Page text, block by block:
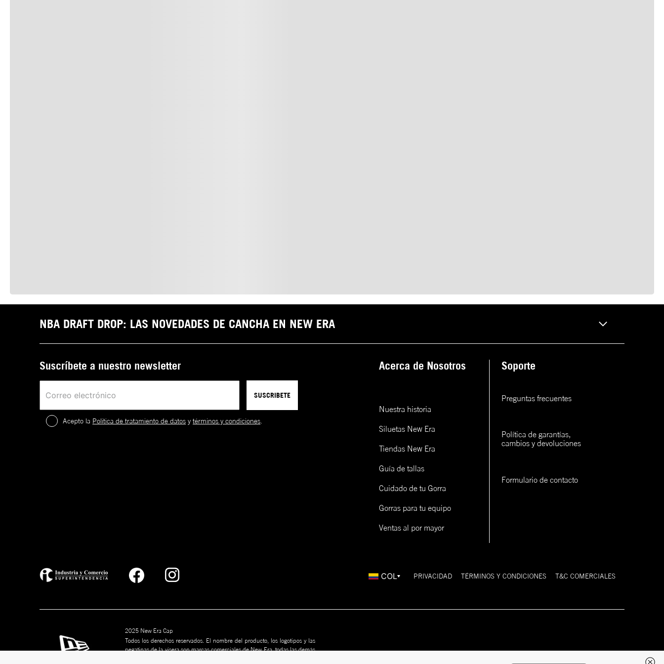
NBA DRAFT DROP: LAS NOVEDADES DE CANCHA EN NEW ERA
Suscríbete a nuestro newsletter
SUSCRIBETE
Acepto la Política de tratamiento de datos ytérminos y condiciones
Acerca de Nosotros
Nuestra historia
Siluetas New Era
Tiendas New Era
Guía de tallas
Cuidado de tu Gorra
Gorras para tu equipo
Ventas al por mayor
Soporte
Preguntas frecuentes
Política de garantías,
cambios y devoluciones
Formulario de contacto
COL PRIVACIDAD TÉRMINOS Y CONDICIONES T&C COMERCIALES
2025 New Era Cap
Todos los derechos reservados. El nombre del producto, los logotipos y las
pegatinas de la visera son marcas comerciales de New Era, todas las demás